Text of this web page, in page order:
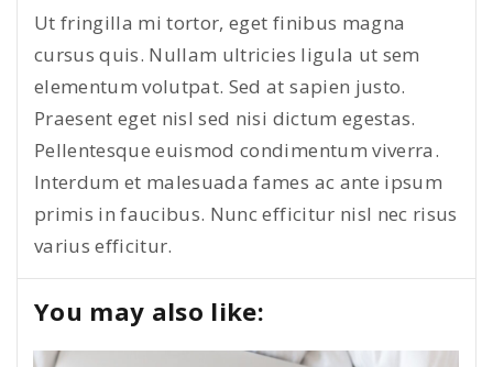
Ut fringilla mi tortor, eget finibus magna
cursus quis. Nullam ultricies ligula ut sem
elementum volutpat. Sed at sapien justo.
Praesent eget nisl sed nisi dictum egestas.
Pellentesque euismod condimentum viverra.
Interdum et malesuada fames ac ante ipsum
primis in faucibus. Nunc efficitur nisl nec risus
varius efficitur.
You may also like: